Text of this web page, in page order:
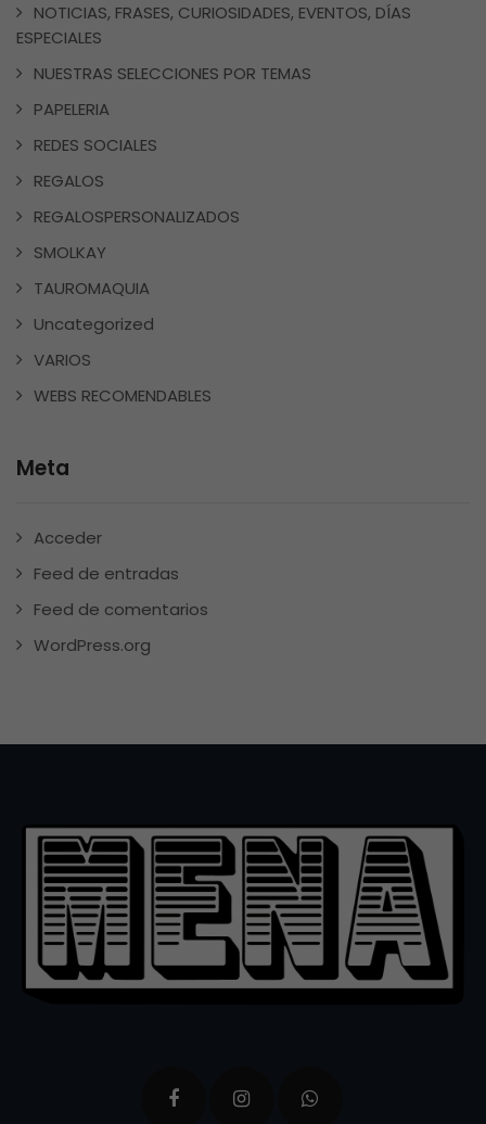
NOTICIAS, FRASES, CURIOSIDADES, EVENTOS, DÍAS
ESPECIALES
NUESTRAS SELECCIONES POR TEMAS
PAPELERIA
REDES SOCIALES
REGALOS
REGALOSPERSONALIZADOS
SMOLKAY
TAUROMAQUIA
Uncategorized
VARIOS
WEBS RECOMENDABLES
Meta
Acceder
Feed de entradas
Feed de comentarios
WordPress.org